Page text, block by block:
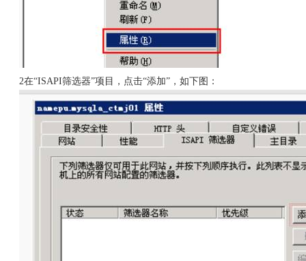
2在“ISAPI筛选器”项目，点击“添加”，如下图：